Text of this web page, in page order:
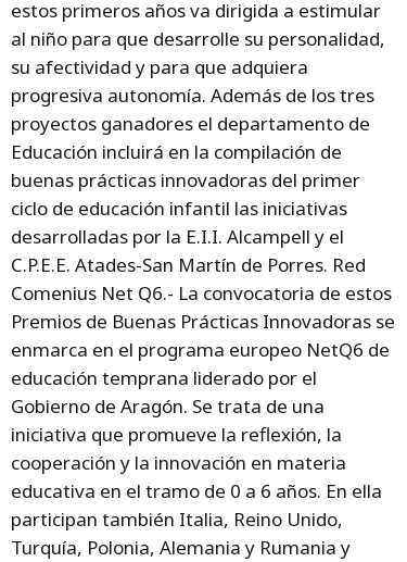
estos primeros años va dirigida a estimular
al niño para que desarrolle su personalidad,
su afectividad y para que adquiera
progresiva autonomía. Además de los tres
proyectos ganadores el departamento de
Educación incluirá en la compilación de
buenas prácticas innovadoras del primer
ciclo de educación infantil las iniciativas
desarrolladas por la E.I.I. Alcampell y el
C.P.E.E. Atades-San Martín de Porres. Red
Comenius Net Q6.- La convocatoria de estos
Premios de Buenas Prácticas Innovadoras se
enmarca en el programa europeo NetQ6 de
educación temprana liderado por el
Gobierno de Aragón. Se trata de una
iniciativa que promueve la reflexión, la
cooperación y la innovación en materia
educativa en el tramo de 0 a 6 años. En ella
participan también Italia, Reino Unido,
Turquía, Polonia, Alemania y Rumania y